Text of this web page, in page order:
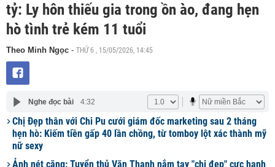
tỷ: Ly hôn thiếu gia trong ồn ào, đang hẹn
hò tình trẻ kém 11 tuổi
Theo Minh Ngọc - THỨ 6 , 15/05/2026, 14:45
Nghe đọc bài 4:32
Chị Đẹp thân với Chi Pu cưới giám đốc marketing sau 2 tháng
hẹn hò: Kiếm tiền gấp 40 lần chồng, từ tomboy lột xác thành mỹ
nữ sexy
Ảnh nét căng: Tuyển thủ Văn Thanh nắm tay "chị đẹp" cực hạnh